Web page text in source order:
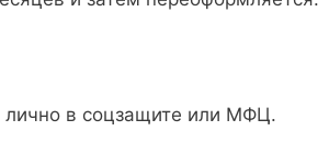
лично в соцзащите или МФЦ.